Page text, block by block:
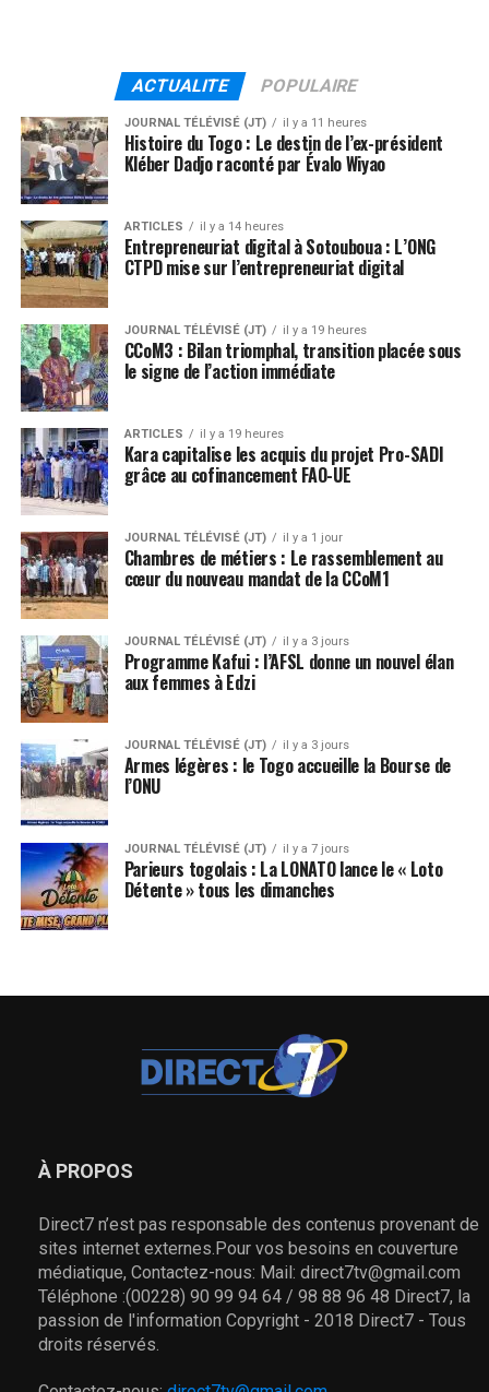
ACTUALITE POPULAIRE
JOURNAL TÉLÉVISÉ (JT) il y a 11 heures
Histoire du Togo : Le destin de l’ex-président
Kléber Dadjo raconté par Évalo Wiyao
ARTICLES il y a 14 heures
Entrepreneuriat digital à Sotouboua : L’ONG
CTPD mise sur l’entrepreneuriat digital
JOURNAL TÉLÉVISÉ (JT) il y a 19 heures
CCoM3 : Bilan triomphal, transition placée sous
le signe de l’action immédiate
ARTICLES il y a 19 heures
Kara capitalise les acquis du projet Pro-SADI
grâce au cofinancement FAO-UE
JOURNAL TÉLÉVISÉ (JT) il y a 1 jour
Chambres de métiers : Le rassemblement au
cœur du nouveau mandat de la CCoM1
JOURNAL TÉLÉVISÉ (JT) il y a 3 jours
Programme Kafui : l’AFSL donne un nouvel élan
aux femmes à Edzi
JOURNAL TÉLÉVISÉ (JT) il y a 3 jours
Armes légères : le Togo accueille la Bourse de
l’ONU
JOURNAL TÉLÉVISÉ (JT) il y a 7 jours
Parieurs togolais : La LONATO lance le « Loto
Détente » tous les dimanches
À PROPOS
Direct7 n’est pas responsable des contenus provenant de
sites internet externes.Pour vos besoins en couverture
médiatique, Contactez-nous: Mail: direct7tv@gmail.com
Téléphone :(00228) 90 99 94 64 / 98 88 96 48 Direct7, la
passion de l'information Copyright - 2018 Direct7 - Tous
droits réservés.